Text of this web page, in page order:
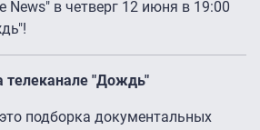
News" в четверг 12 июня в 19:00
телеканале "Дождь"
подборка документальных